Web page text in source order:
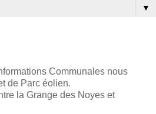
▼
Communales nous
de Parc éolien.
la Grange des Noyes et